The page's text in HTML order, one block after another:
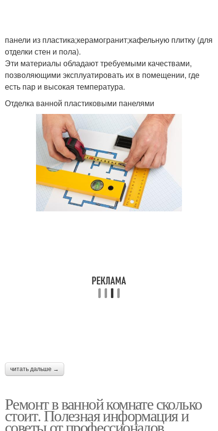
панели из пластика;керамогранит;кафельную плитку (для
отделки стен и пола).
Эти материалы обладают требуемыми качествами,
позволяющими эксплуатировать их в помещении, где
есть пар и высокая температура.
Отделка ванной пластиковыми панелями
читать дальше →
Ремонт в ванной комнате сколько
стоит. Полезная информация и